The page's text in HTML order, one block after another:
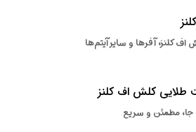
کلنز، آفرها و سایر آیتم‌ها
طلایی کلش اف کلنز
جا، مطمئن و سریع